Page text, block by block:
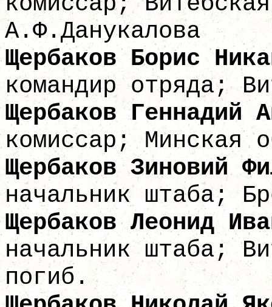
А.Ф.Данукалова
Щербаков Борис
командир отряда;
Щербаков Геннадий
комиссар; Минская
Щербаков
начальник штаба;
Щербаков
начальник штаба;
погиб.